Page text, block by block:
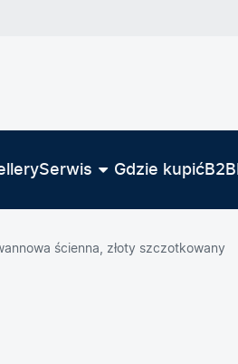
Serwis Gdzie kupićB2B
ścienna, złoty szczotkowany